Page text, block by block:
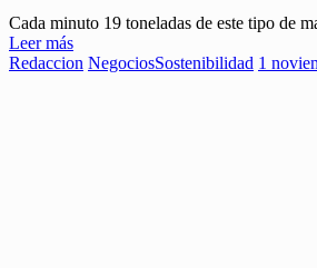
Cada minuto 19 toneladas de este tipo de
Leer más
Redaccion NegociosSostenibilidad 1